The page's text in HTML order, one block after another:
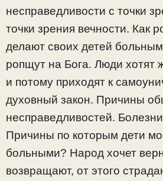
несправедливости с точки
точки зрения вечности. Как
делают своих детей
ропщут на Бога. Люди хотят
и потому приходят к
духовный закон. Причины
несправедливостей.
Причины по которым дети
больными? Народ хочет
возвращают, от этого